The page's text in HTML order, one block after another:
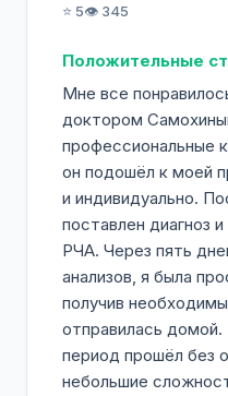
⭐ 5👁️ 345
Положительные
Мне все
доктором
профессиональные
он подошёл к моей
и индивидуально.
поставлен диагноз
РЧА. Через пять
анализов, я была
получив
отправилась домой.
период прошёл без
небольшие